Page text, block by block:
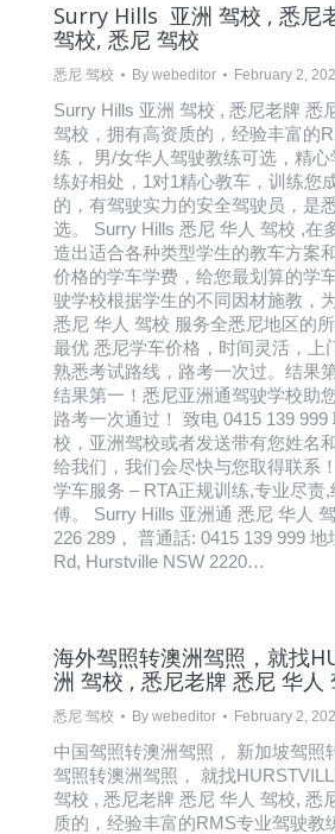
Surry Hills 亚洲 驾校 , 悉尼
驾校, 悉尼 驾校
悉尼 驾校 By webeditor February 2,
Surry Hills 亚洲 驾校 , 悉尼老牌 悉
驾校，拥有高资质的，经验丰富的
练， 男/女华人驾驶教练可选，精
练好相处，1对1精心教车，训练您
的，有驾驶实力的安全驾驶员，是
选。 Surry Hills 悉尼 华人 驾校 ,在
造出适合各种类型学生的教车方案
价格的学车学费，给您最划算的学
驶学校根据学生的不同因材施教，
悉尼 华人 驾校 服务全悉尼地区的
最优 悉尼学车价格，时间灵活，上
熟悉考试路线，路考一次过。结果
结果第一！悉尼亚洲通驾驶学校助
路考一次通过！ 致电 0415 139 999
校，亚洲驾校或者发送带有您姓名
给我们，我们会尽快与您取得联系
学车服务 – RTA正规训练,专业尽责
傅。 Surry Hills 亚洲通 悉尼 华人
226 289， 普通話: 0415 139 999 地
Rd, Hurstville NSW 2220…
海外驾照转澳洲驾照，就找
洲 驾校 , 悉尼老牌 悉尼 华人
悉尼 驾校 By webeditor February 2,
中国驾照转澳洲驾照， 新加坡驾照
驾照转澳洲驾照， 就找
驾校 , 悉尼老牌 悉尼 华人 驾校, 悉
质的，经验丰富的RMS专业驾驶教